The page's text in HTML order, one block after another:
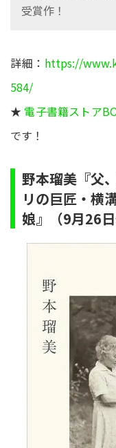
受賞作！
詳細： https://
584/
★ 電子書籍ストア
です！
野本瑠美『父
リの巨匠・横
娘』（9月26日